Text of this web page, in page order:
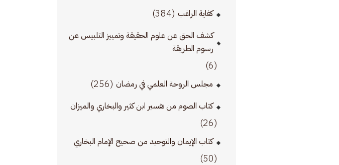
كفاية الراغب (384)
كشف الحق عن علوم الحقيقة وتمييز التلبيس عن
رسوم الطريقة
(6)
مجلس الروحة العلمي في رمضان (256)
كتاب الصوم من تفسير ابن كثير والبخاري والميزان
(26)
كتاب الإيمان والتوحيد من صحيح الإمام البخاري
(50)